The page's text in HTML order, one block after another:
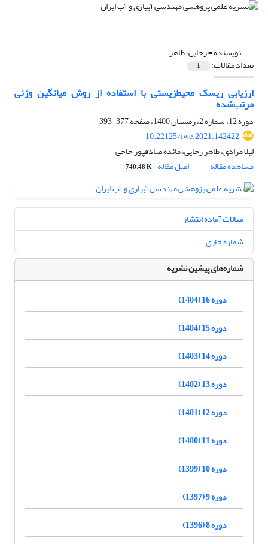
نویسنده =رجایی، طاهر
تعداد مقالات: 1
ارزیابی ریسک محیط‌زیستی با استفاده از روش میانگین وزنی
مرتب‌شده
دوره 12، شماره 2، زمستان 1400، صفحه
377-393
10.22125/iwe.2021.142422
لیلا مرادی، طاهر رجایی، مائده صادقپور حاجی
مشاهده مقاله
اصل مقاله 740.48 K
مقالات آماده انتشار
شماره جاری
شماره‌های پیشین نشریه
دوره 16 (1404)
دوره 15 (1404)
دوره 14 (1403)
دوره 13 (1402)
دوره 12 (1401)
دوره 11 (1400)
دوره 10 (1399)
دوره 9 (1397)
دوره 8 (1396)